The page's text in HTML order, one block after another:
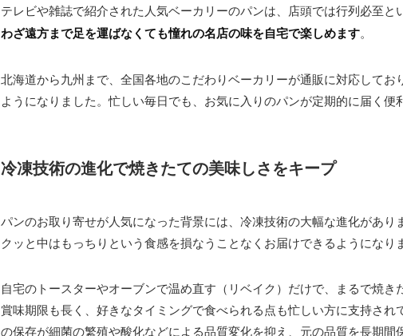
テレビや雑誌で紹介された人気ベーカリーのパンは、店頭では行列必至と
わざ遠方まで足を運ばなくても憧れの名店の味を自宅で楽しめます。
北海道から九州まで、全国各地のこだわりベーカリーが通販に対応して
ようになりました。忙しい毎日でも、お気に入りのパンが定期的に届く便
冷凍技術の進化で焼きたての美味しさをキープ
パンのお取り寄せが人気になった背景には、冷凍技術の大幅な進化があ
クッと中はもっちりという食感を損なうことなくお届けできるようになり
自宅のトースターやオーブンで温め直す（リベイク）だけで、まるで焼
賞味期限も長く、好きなタイミングで食べられる点も忙しい方に支持され
の保存が細菌の繁殖や酸化などによる品質変化を抑え、元の品質を長期間